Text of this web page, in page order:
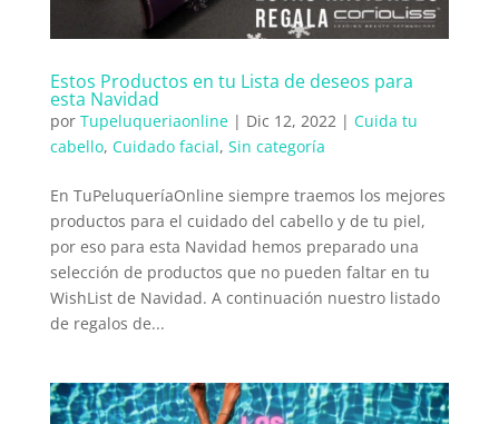
Estos Productos en tu Lista de deseos para
esta Navidad
por Tupeluqueriaonline| Dic 12, 2022| Cuida tu
cabello, Cuidado facial, Sin categoría
En TuPeluqueríaOnline siempre traemos los mejores
productos para el cuidado del cabello y de tu piel,
por eso para esta Navidad hemos preparado una
selección de productos que no pueden faltar en tu
WishList de Navidad. A continuación nuestro listado
de regalos de...